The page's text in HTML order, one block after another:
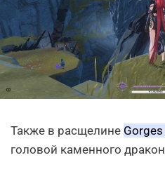
Также в расщелине
головой каменного